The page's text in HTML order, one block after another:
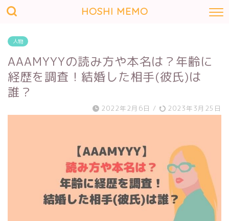
HOSHI MEMO
人物
AAAMYYYの読み方や本名は？年齢に
経歴を調査！結婚した相手(彼氏)は
誰？
2022年2月6日 / 2023年3月25日